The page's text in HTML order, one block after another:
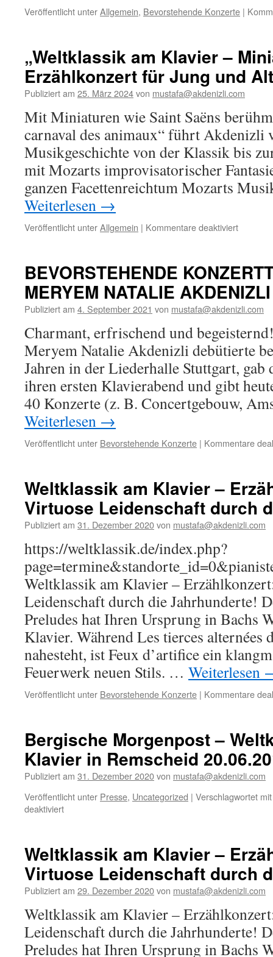
Veröffentlicht unterAllgemein, Bevorstehende Konzerte |
„Weltklassik am Klavier –
Erzählkonzert für Jung und
Publiziert am 25. März 2024von mustafa@akdenizli.com
Mit Miniaturen wie Saint Saëns
carnaval des animaux“ führt Akdenizli
Musikgeschichte von der Klassik bis
mit Mozarts improvisatorischer
ganzen Facettenreichtum Mozarts
Weiterlesen →
Veröffentlicht unterAllgemein | Kommentare deaktiviertfür
–
für
und
Alt!“
BEVORSTEHENDE
MERYEM NATALIE AKDENIZLI
Publiziert am 4. September 2021 von mustafa@akdenizli.com
Charmant, erfrischend und
Meryem Natalie Akdenizli debütierte
Jahren in der Liederhalle Stuttgart,
ihren ersten Klavierabend und gibt
40 Konzerte (z. B. Concertgebouw,
Weiterlesen →
Veröffentlicht unter Bevorstehende Konzerte | Kommentare
Weltklassik am Klavier –
Virtuose Leidenschaft durch
Publiziert am 31. Dezember 2020von mustafa@akdenizli.com
https://weltklassik.de/index.php?
Weltklassik am Klavier –
Leidenschaft durch die Jahrhunderte!
Preludes hat Ihren Ursprung in Bachs
Klavier. Während Les tierces alternées
nahesteht, ist Feux d’artifice ein
Feuerwerk neuen Stils. … Weiterlesen
Veröffentlicht unter Bevorstehende Konzerte | Kommentare
Bergische Morgenpost –
Klavier in Remscheid
Publiziert am 31. Dezember 2020von mustafa@akdenizli.com
Veröffentlicht unter Presse, Uncategorized | Verschlagwortet mit
deaktiviertfür
Weltklassik
am
Klavier
in
20.06.2010
Weltklassik am Klavier –
Virtuose Leidenschaft durch
Publiziert am 29. Dezember 2020von mustafa@akdenizli.com
Weltklassik am Klavier –
Leidenschaft durch die Jahrhunderte!
Preludes hat Ihren Ursprung in Bachs